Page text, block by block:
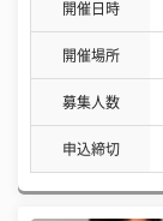
開催日時
開催場所
募集人数
申込締切